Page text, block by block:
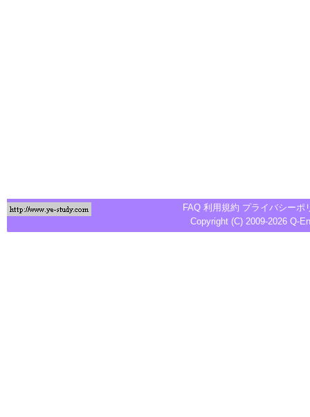
FAQ 利用規約 プライバシーポ
Copyright (C) 2009-2026 Q-